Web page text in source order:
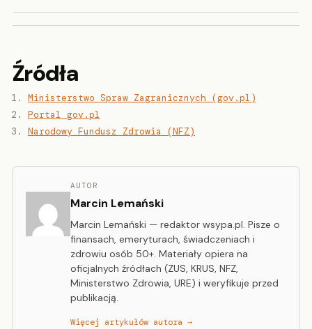
Źródła
Ministerstwo Spraw Zagranicznych (gov.pl)
Portal gov.pl
Narodowy Fundusz Zdrowia (NFZ)
AUTOR
Marcin Lemański
Marcin Lemański — redaktor wsypa.pl. Pisze o
finansach, emeryturach, świadczeniach i
zdrowiu osób 50+. Materiały opiera na
oficjalnych źródłach (ZUS, KRUS, NFZ,
Ministerstwo Zdrowia, URE) i weryfikuje przed
publikacją.
Więcej artykułów autora →